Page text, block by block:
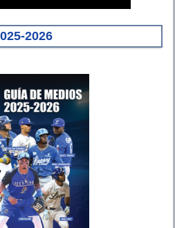
2026